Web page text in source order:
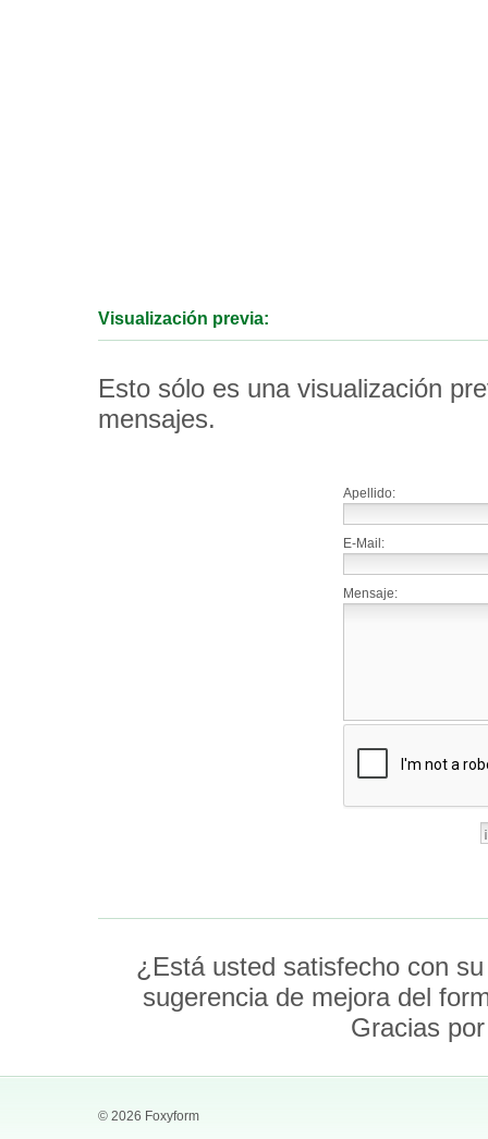
Visualización previa:
Esto sólo es una visualización
mensajes.
Apellido:
E-Mail:
Mensaje:
¿Está usted satisfecho con
sugerencia de mejora del
Gracias
© 2026 Foxyform